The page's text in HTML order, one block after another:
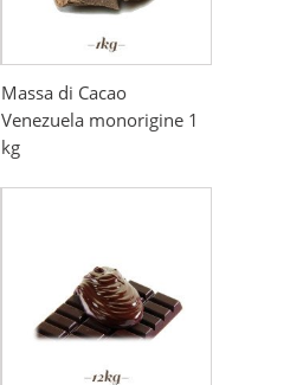
Massa di Cacao
Venezuela monorigine 1
kg